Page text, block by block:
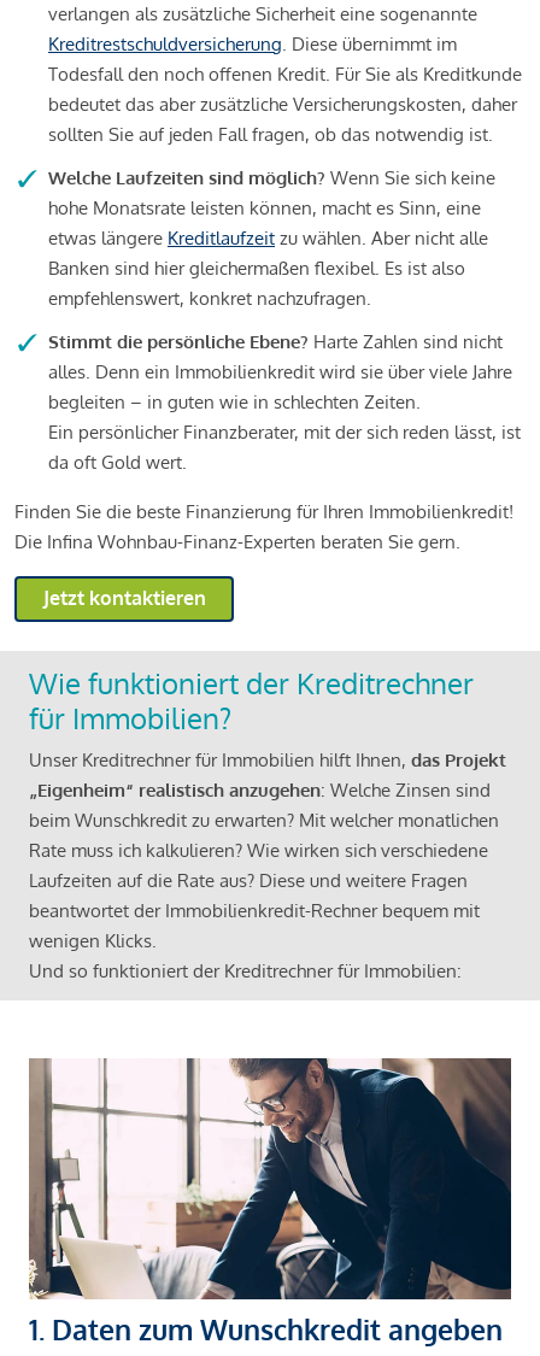
verlangen als zusätzliche Sicherheit eine sogenannte
Kreditrestschuldversicherung. Diese übernimmt im
Todesfall den noch offenen Kredit. Für Sie als Kreditkunde
bedeutet das aber zusätzliche Versicherungskosten, daher
sollten Sie auf jeden Fall fragen, ob das notwendig ist.
Welche Laufzeiten sind möglich? Wenn Sie sich keine
hohe Monatsrate leisten können, macht es Sinn, eine
etwas längere Kreditlaufzeit zu wählen. Aber nicht alle
Banken sind hier gleichermaßen flexibel. Es ist also
empfehlenswert, konkret nachzufragen.
Stimmt die persönliche Ebene? Harte Zahlen sind nicht
alles. Denn ein Immobilienkredit wird sie über viele Jahre
begleiten – in guten wie in schlechten Zeiten.
Ein persönlicher Finanzberater, mit der sich reden lässt, ist
da oft Gold wert.
Finden Sie die beste Finanzierung für Ihren Immobilienkredit!
Die Infina Wohnbau-Finanz-Experten beraten Sie gern.
Jetzt kontaktieren
Wie funktioniert der Kreditrechner
für Immobilien?
Unser Kreditrechner für Immobilien hilft Ihnen, das Projekt
„Eigenheim“ realistisch anzugehen: Welche Zinsen sind
beim Wunschkredit zu erwarten? Mit welcher monatlichen
Rate muss ich kalkulieren? Wie wirken sich verschiedene
Laufzeiten auf die Rate aus? Diese und weitere Fragen
beantwortet der Immobilienkredit-Rechner bequem mit
wenigen Klicks.
Und so funktioniert der Kreditrechner für Immobilien:
1. Daten zum Wunschkredit angeben